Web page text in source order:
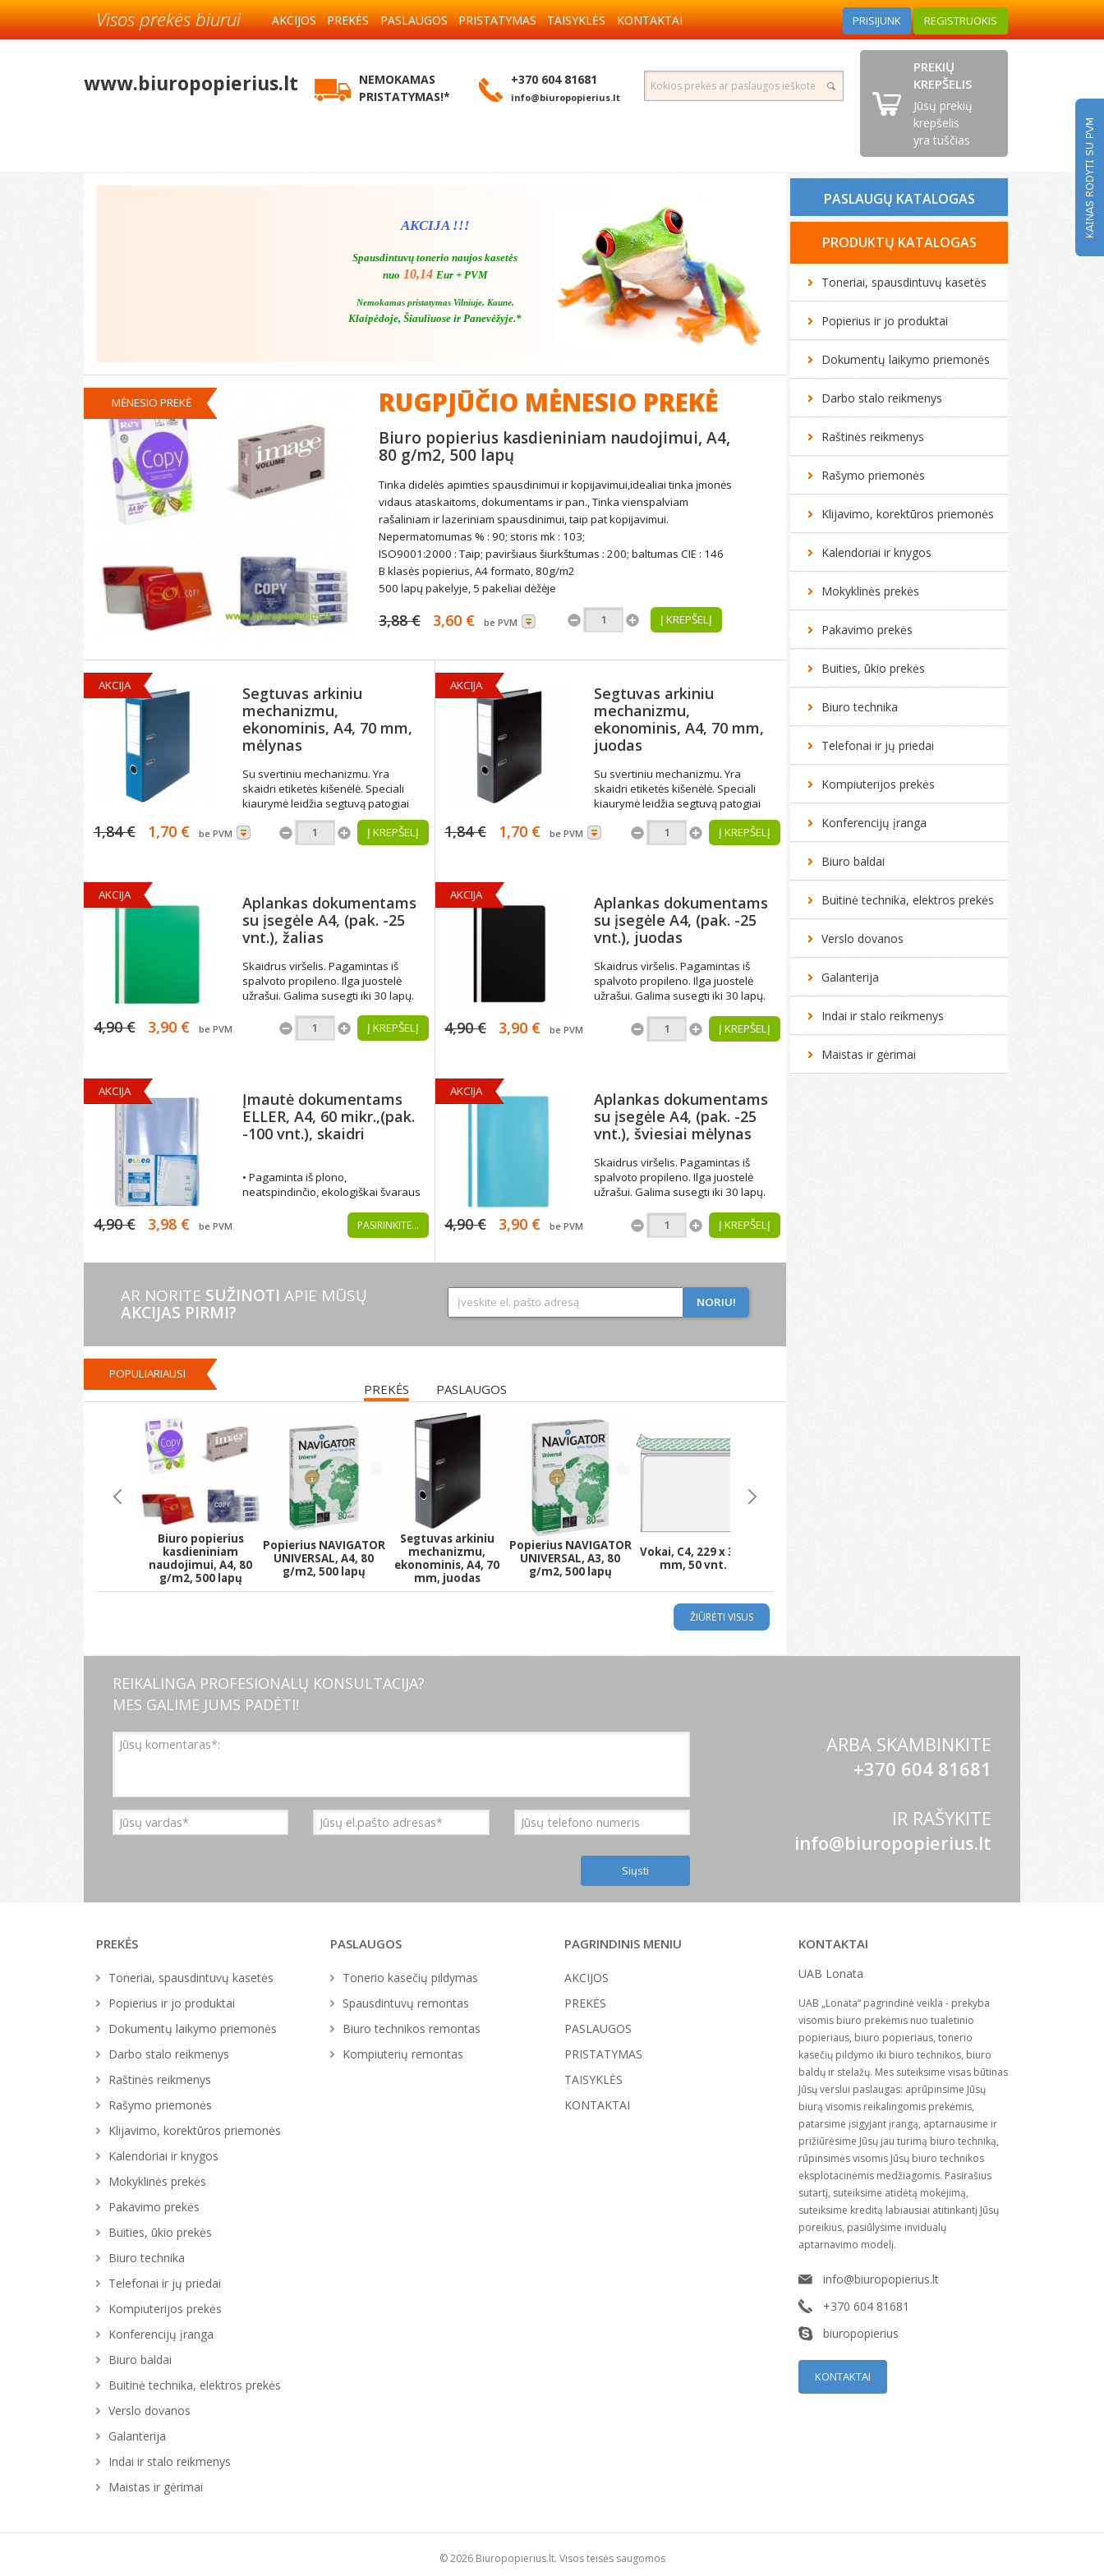
Visos prekės biurui AKCIJOS PREKĖS PASLAUGOS PRISTATYMAS TAISYKLĖS KONTAKTAI PRISIJUNK REGISTRUOKIS
www.biuropopierius.lt
NEMOKAMAS
PRISTATYMAS!*
+370 604 81681
info@biuropopierius.lt
PREKIŲ
KREPŠELIS
Jūsų prekių
krepšelis
yra tuščias
AKCIJA !!!
Spausdintuvų tonerio naujos kasetės
nuo 10,14 Eur + PVM
Nemokamas pristatymas Vilniuje, Kaune,
Klaipėdoje, Šiauliuose ir Panevėžyje.*
MĖNESIO PREKĖ RUGPJŪČIO MĖNESIO PREKĖ
Biuro popierius kasdieniniam naudojimui, A4,
80 g/m2, 500 lapų
Tinka didelės apimties spausdinimui ir kopijavimui,idealiai tinka įmonės
vidaus ataskaitoms, dokumentams ir pan., Tinka vienspalviam
rašaliniam ir lazeriniam spausdinimui, taip pat kopijavimui.
Nepermatomumas % : 90; storis mk : 103;
ISO9001:2000 : Taip; paviršiaus šiurkštumas : 200; baltumas CIE : 146
B klasės popierius, A4 formato, 80g/m2
500 lapų pakelyje, 5 pakeliai dėžėje
3,88 € 3,60 € be PVM Į KREPŠELĮ
AKCIJA
Segtuvas arkiniu
mechanizmu,
ekonominis, A4, 70 mm,
mėlynas
Su svertiniu mechanizmu. Yra
skaidri etiketės kišenėlė. Speciali
kiaurymė leidžia segtuvą patogiai
ištraukti iš lentynos. Viršutinė
segtuvo pusė dengta spalvoto
plastiko plėvele. A4 formatas.
1,84 € 1,70 € be PVM Į KREPŠELĮ
AKCIJA
Segtuvas arkiniu
mechanizmu,
ekonominis, A4, 70 mm,
juodas
Su svertiniu mechanizmu. Yra
skaidri etiketės kišenėlė. Speciali
kiaurymė leidžia segtuvą patogiai
ištraukti iš lentynos. Viršutinė
segtuvo pusė dengta spalvoto
plastiko plėvele. A4 formatas.
1,84 € 1,70 € be PVM Į KREPŠELĮ
AKCIJA
Aplankas dokumentams
su įsegėle A4, (pak. -25
vnt.), žalias
Skaidrus viršelis. Pagamintas iš
spalvoto propileno. Ilga juostelė
užrašui. Galima susegti iki 30 lapų.
4,90 € 3,90 € be PVM Į KREPŠELĮ
AKCIJA
Aplankas dokumentams
su įsegėle A4, (pak. -25
vnt.), juodas
Skaidrus viršelis. Pagamintas iš
spalvoto propileno. Ilga juostelė
užrašui. Galima susegti iki 30 lapų.
4,90 € 3,90 € be PVM Į KREPŠELĮ
AKCIJA
Įmautė dokumentams
ELLER, A4, 60 mikr.,(pak.
-100 vnt.), skaidri
• Pagaminta iš plono,
neatspindinčio, ekologiškai švaraus
• Pakuotėje 100 vienetų
4,90 € 3,98 € be PVM PASIRINKITE...
AKCIJA
Aplankas dokumentams
su įsegėle A4, (pak. -25
vnt.), šviesiai mėlynas
Skaidrus viršelis. Pagamintas iš
spalvoto propileno. Ilga juostelė
užrašui. Galima susegti iki 30 lapų.
4,90 € 3,90 € be PVM Į KREPŠELĮ
AR NORITE SUŽINOTI APIE MŪSŲ
AKCIJAS PIRMI?
POPULIARIAUSI
PREKĖS PASLAUGOS
Biuro popierius
kasdieniniam
naudojimui, A4, 80
g/m2, 500 lapų
Popierius NAVIGATOR
UNIVERSAL, A4, 80
g/m2, 500 lapų
Segtuvas arkiniu
mechanizmu,
ekonominis, A4, 70
mm, juodas
Popierius NAVIGATOR
UNIVERSAL, A3, 80
g/m2, 500 lapų
Vokai, C4, 229 x 324
mm, 50 vnt.
ŽIŪRĖTI VISUS
PASLAUGŲ KATALOGAS
Tonerio kasečių pildymas
Spausdintuvų remontas
Biuro technikos remontas
Kompiuterių remontas
PRODUKTŲ KATALOGAS
Toneriai, spausdintuvų kasetės
Popierius ir jo produktai
Dokumentų laikymo priemonės
Darbo stalo reikmenys
Raštinės reikmenys
Rašymo priemonės
Klijavimo, korektūros priemonės
Kalendoriai ir knygos
Mokyklinės prekės
Pakavimo prekės
Buities, ūkio prekės
Biuro technika
Telefonai ir jų priedai
Kompiuterijos prekės
Konferencijų įranga
Biuro baldai
Buitinė technika, elektros prekės
Verslo dovanos
Galanterija
Indai ir stalo reikmenys
Maistas ir gėrimai
REIKALINGA PROFESIONALŲ KONSULTACIJA?
MES GALIME JUMS PADĖTI!
ARBA SKAMBINKITE
+370 604 81681
IR RAŠYKITE
info@biuropopierius.lt
PREKĖS
Toneriai, spausdintuvų kasetės
Popierius ir jo produktai
Dokumentų laikymo priemonės
Darbo stalo reikmenys
Raštinės reikmenys
Rašymo priemonės
Klijavimo, korektūros priemonės
Kalendoriai ir knygos
Mokyklinės prekės
Pakavimo prekės
Buities, ūkio prekės
Biuro technika
Telefonai ir jų priedai
Kompiuterijos prekės
Konferencijų įranga
Biuro baldai
Buitinė technika, elektros prekės
Verslo dovanos
Galanterija
Indai ir stalo reikmenys
Maistas ir gėrimai
PASLAUGOS
Tonerio kasečių pildymas
Spausdintuvų remontas
Biuro technikos remontas
Kompiuterių remontas
PAGRINDINIS MENIU
AKCIJOS
PREKĖS
PASLAUGOS
PRISTATYMAS
TAISYKLĖS
KONTAKTAI
KONTAKTAI
UAB Lonata
UAB „Lonata“ pagrindinė veikla - prekyba
visomis biuro prekėmis nuo tualetinio
popieriaus, biuro popieriaus, tonerio
kasečių pildymo iki biuro technikos, biuro
baldų ir stelažų. Mes suteiksime visas būtinas
Jūsų verslui paslaugas: aprūpinsime Jūsų
biurą visomis reikalingomis prekėmis,
patarsime įsigyjant įrangą, aptarnausime ir
prižiūrėsime Jūsų jau turimą biuro techniką,
rūpinsimės visomis Jūsų biuro technikos
eksplotacinėmis medžiagomis. Pasirašius
sutartį, suteiksime atidėtą mokėjimą,
suteiksime kreditą labiausiai atitinkantį Jūsų
poreikius, pasiūlysime invidualų
aptarnavimo modelį.
info@biuropopierius.lt
+370 604 81681
biuropopierius
KONTAKTAI
© 2026 Biuropopierius.lt. Visos teisės saugomos